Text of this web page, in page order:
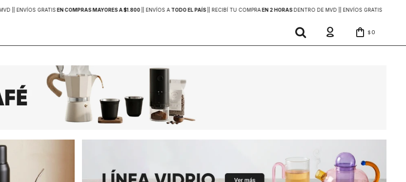
| | ENVÍOS GRATISEN COMPRAS MAYORES A $1.800 | ENVÍOS A TODO EL PAÍS | RECIBÍ TU COMPRAEN 2 HORASDENTRO DE MVD | | ENVÍOS GRATIS
$ 0